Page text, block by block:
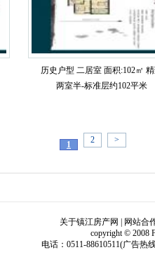
历史户型 二居室 面积:102㎡
两室半-标准层约102平米
1 2 >
关于镇江房产网
网站合
copyright © 2008
电话：0511-88610511(广告热